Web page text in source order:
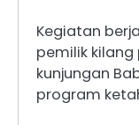
Kegiatan
pemilik
kunjungan
program